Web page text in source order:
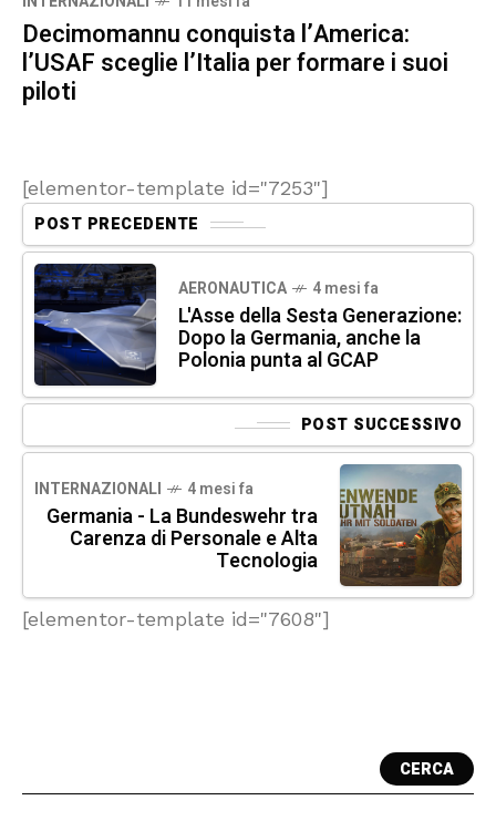
Decimomannu conquista l’America:
l’USAF sceglie l’Italia per formare i suoi
piloti
[elementor-template id="7253"]
POST PRECEDENTE
AERONAUTICA 4 mesi fa
L'Asse della Sesta Generazione:
Dopo la Germania, anche la
Polonia punta al GCAP
POST SUCCESSIVO
INTERNAZIONALI 4 mesi fa
Germania - La Bundeswehr tra
Carenza di Personale e Alta
Tecnologia
[elementor-template id="7608"]
CERCA